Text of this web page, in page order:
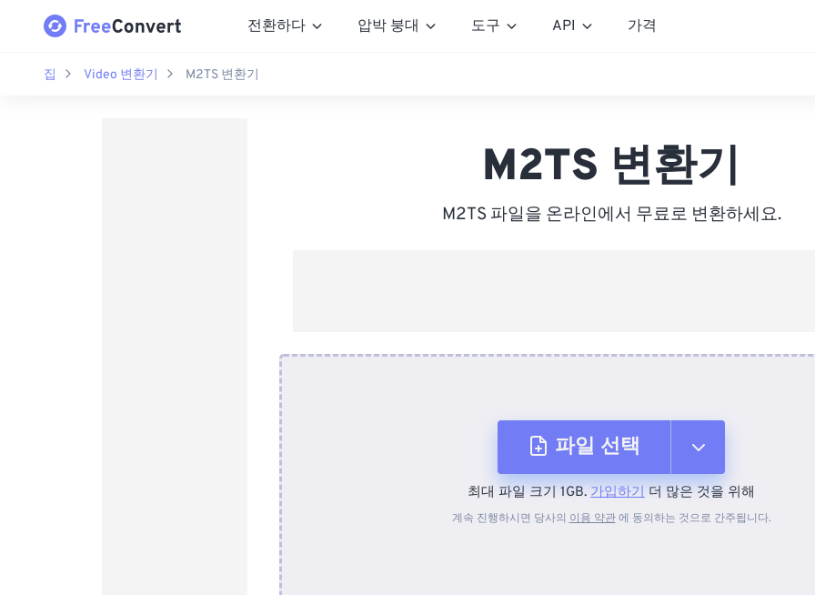
전환하다 압박 붕대 도구 API 가격
집 Video 변환기 M2TS 변환기
M2TS 변환기
M2TS 파일을 온라인에서 무료로 변환하세요.
파일 선택
장치에서
최대 파일 크기 1GB. 가입하기 더 많은 것을 위해
계속 진행하시면 당사의 이용 약관에 동의하는 것으로 간주됩니다.